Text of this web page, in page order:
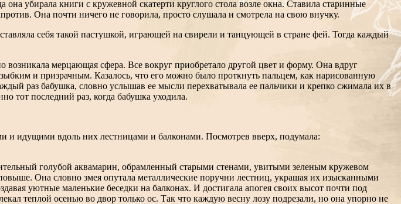
убирала книги с кружевной скатерти круглого стола возле окна. Ставила старинные
Она почти ничего не говорила, просто слушала и смотрела на свою внучку.
себя такой пастушкой, играющей на свирели и танцующей в стране фей. Тогда каждый
мерцающая сфера. Все вокруг приобретало другой цвет и форму. Она вдруг
и призрачным. Казалось, что его можно было проткнуть пальцем, как нарисованную
раз бабушка, словно услышав ее мысли перехватывала ее пальчики и крепко сжимала их в
тот последний раз, когда бабушка уходила.
и идущими вдоль них лестницами и балконами. Посмотрев вверх, подумала:
голубой аквамарин, обрамленный старыми стенами, увитыми зеленым кружевом
Она словно змея опутала металлические поручни лестниц, украшая их изысканными
уютные маленькие беседки на балконах. И достигала апогея своих высот почти под
теплой осенью во двор только ос. Так что каждую весну лозу подрезали, но она упорно не